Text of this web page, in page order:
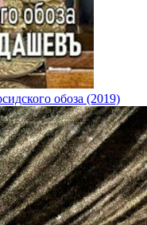
обоза (2019)